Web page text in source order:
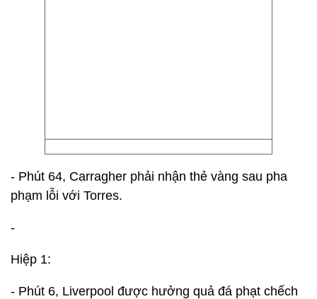
- Phút 64, Carragher phải nhận thẻ vàng sau pha
phạm lỗi với Torres.
-
Hiệp 1:
- Phút 6, Liverpool được hưởng quả đá phạt chếch